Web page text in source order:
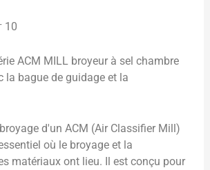
ACM MILL broyeur à sel chambre
la bague de guidage et la
d'un ACM (Air Classifier Mill)
où le broyage et la
matériaux ont lieu. Il est conçu pour